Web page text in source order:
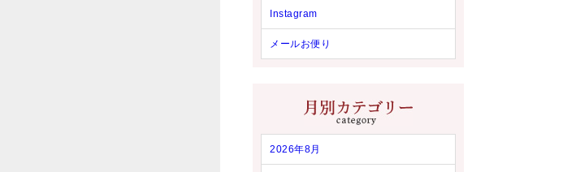
Instagram
メールお便り
2026年8月